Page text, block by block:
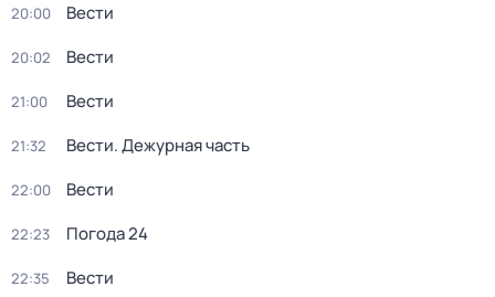
20:00 Вести
20:02 Вести
21:00 Вести
21:32 Вести. Дежурная часть
22:00 Вести
22:23 Погода 24
22:35 Вести